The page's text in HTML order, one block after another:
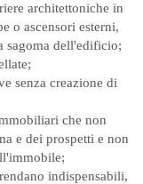
architettoniche in
o ascensori esterni,
sagoma dell'edificio;
senza creazione di
che non
e dei prospetti e non
indispensabili,